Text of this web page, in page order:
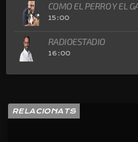
COMO EL PERRO Y EL
15:00
RADIOESTADIO
16:00
RELACIONATS